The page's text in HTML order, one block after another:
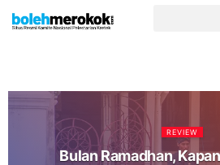
REVIEW
Bulan Ramadhan,